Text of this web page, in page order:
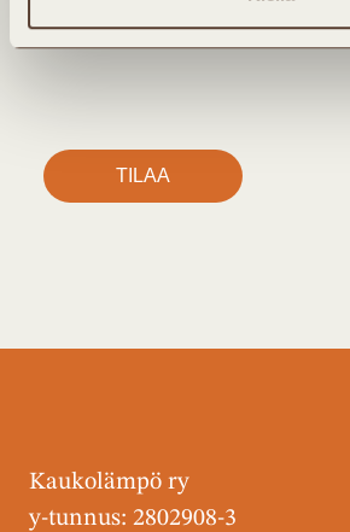
Kaukolämpö ry
y-tunnus: 2802908-3